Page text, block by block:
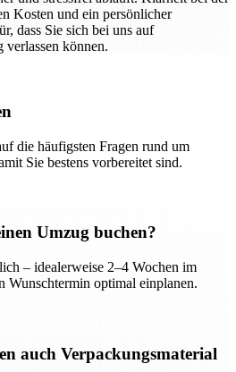
Kosten und ein persönlicher
dass Sie sich bei uns auf
verlassen können.
die häufigsten Fragen rund um
Sie bestens vorbereitet sind.
Umzug buchen?
– idealerweise 2–4 Wochen im
Wunschtermin optimal einplanen.
auch Verpackungsmaterial